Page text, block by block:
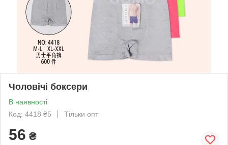
Чоловічі боксери
В наявності
Код: 4418 ₴5
Тільки опт
56 ₴